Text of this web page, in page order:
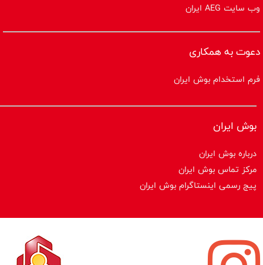
وب سایت AEG ایران
دعوت به همکاری
فرم استخدام بوش ایران
بوش ایران
درباره بوش ایران
مرکز تماس بوش ایران
پیج رسمی اینستاگرام بوش ایران